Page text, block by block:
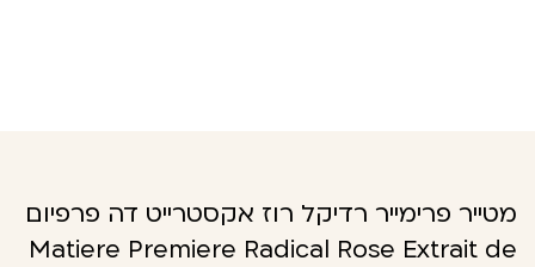
מטייר פרימייר רדיקל רוז אקסטרייט דה פרפיום
Matiere Premiere Radical Rose Extrait de